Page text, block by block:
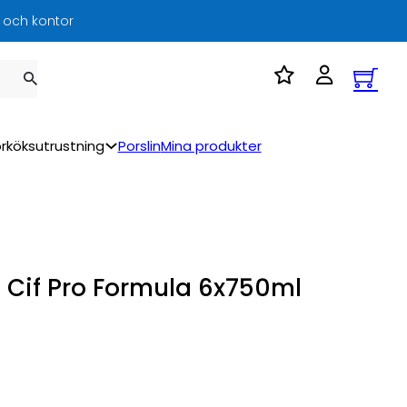
och kontor
PorslinMina produkter
Pro Formula 6x750ml